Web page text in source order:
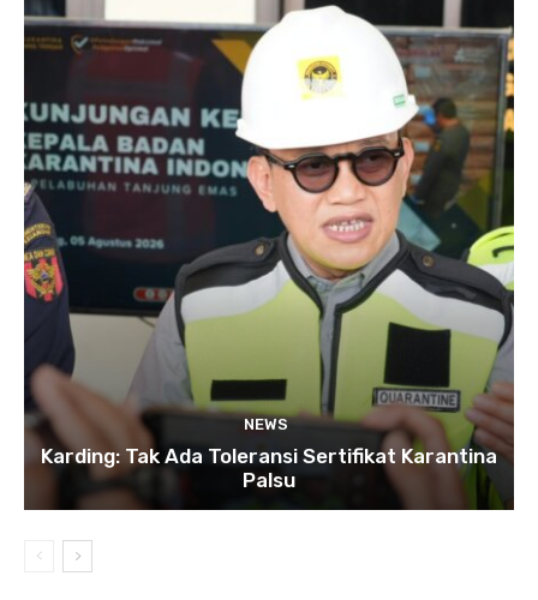
NEWS
Karding: Tak Ada Toleransi Sertifikat Karantina
Palsu